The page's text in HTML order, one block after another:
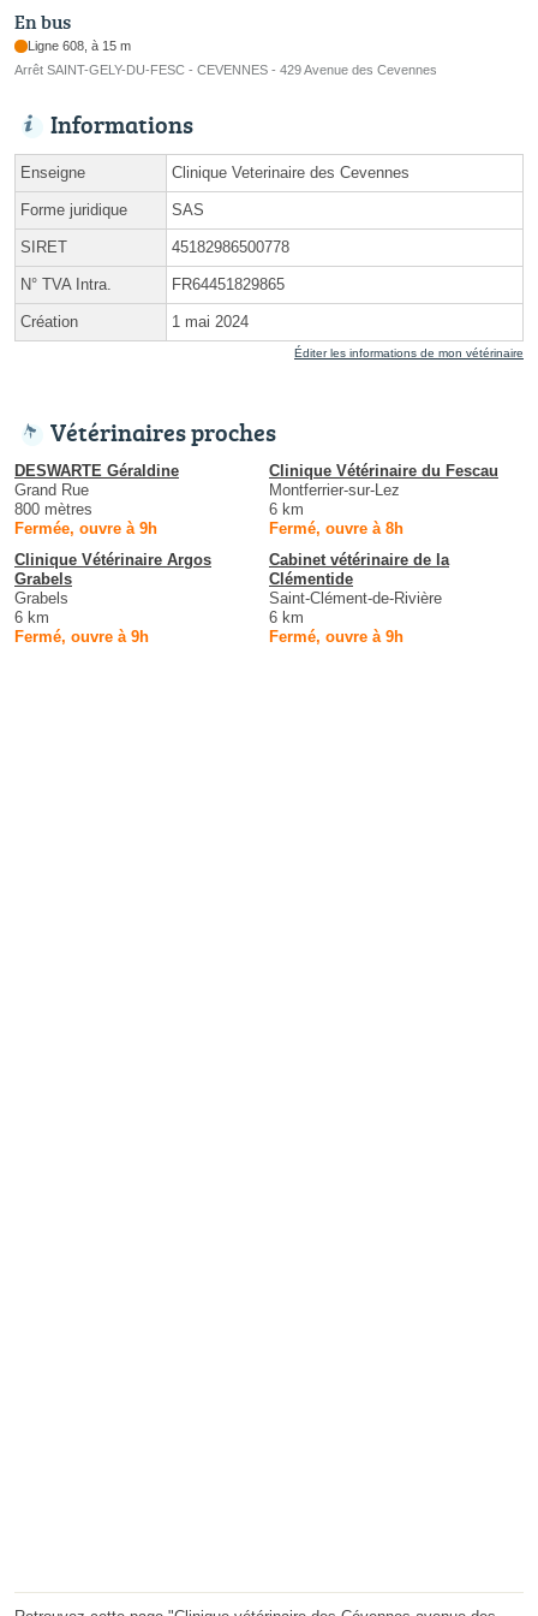
En bus
Ligne 608, à 15 m
Arrêt SAINT-GELY-DU-FESC - CEVENNES - 429 Avenue des Cevennes
Informations
Enseigne Clinique Veterinaire des Cevennes
Forme juridique SAS
SIRET 45182986500778
N° TVA Intra. FR64451829865
Création 1 mai 2024
Éditer les informations de mon vétérinaire
Vétérinaires proches
DESWARTE Géraldine
Grand Rue
800 mètres
Fermée, ouvre à 9h
Clinique Vétérinaire du Fescau
Montferrier-sur-Lez
6 km
Fermé, ouvre à 8h
Clinique Vétérinaire Argos
Grabels
Grabels
6 km
Fermé, ouvre à 9h
Cabinet vétérinaire de la
Clémentide
Saint-Clément-de-Rivière
6 km
Fermé, ouvre à 9h